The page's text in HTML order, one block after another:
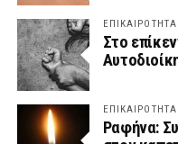
ΕΠΙΚΑΙΡΟΤΗΤΑ
Στο
ΕΠΙΚΑΙΡΟΤΗΤΑ
Ραφήνα: